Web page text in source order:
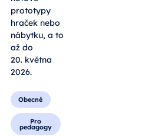
práce, tak
hotové
prototypy
hraček nebo
nábytku, a to
až do
2026.
Obecné